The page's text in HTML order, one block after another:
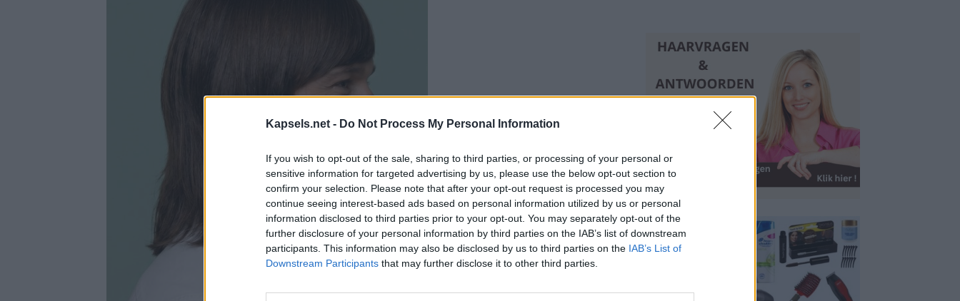
Kapsels.net - Do Not Process My Personal Information
If you wish to opt-out of the sale, sharing to third parties, or processing of your personal or
sensitive information for targeted advertising by us, please use the below opt-out section to
confirm your selection. Please note that after your opt-out request is processed you may
continue seeing interest-based ads based on personal information utilized by us or personal
information disclosed to third parties prior to your opt-out. You may separately opt-out of the
further disclosure of your personal information by third parties on the IAB’s list of downstream
participants. This information may also be disclosed by us to third parties on the IAB’s List of
Downstream Participants that may further disclose it to other third parties.